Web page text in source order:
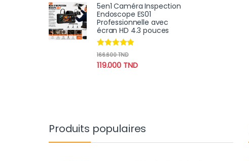
5en1 Caméra Inspection
Endoscope ES01
Professionnelle avec
écran HD 4.3 pouces
Note4.67
119.000 TND
166.600TND
Produits populaires